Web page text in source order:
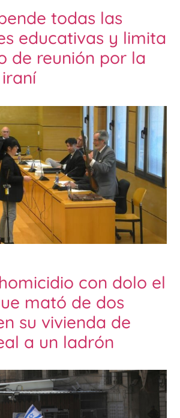
todas las
educativas y limita
de reunión por la
con dolo el
mató de dos
su vivienda de
a un ladrón